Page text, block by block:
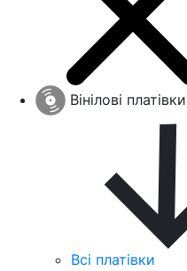
Вінілові платівки
Всі платівки